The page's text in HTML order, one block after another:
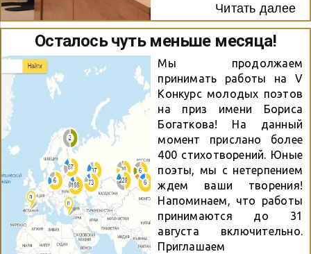
konkurs@cbstolstoy.ru с
пометкой «марафон» в
период с 6 по 25
сентября...
Ахметгареев. О
программе поддержки
детского и юношеского
чтения говорила Мария
Веденяпина, директор
Российской
государственной детской
библиотеки (г. Москва).
Об основных
читательских стратегиях
и школьном обучении
литературе рассказал
Юрий Шатин, профессор
НГПУ, доктор
филологических наук. С
докладом
Читать далее
Осталось чуть меньше месяца!
Мы продолжаем
принимать работы на V
Конкурс молодых поэтов
на приз имени Бориса
Богаткова! На данный
момент прислано более
400 стихотворений. Юные
поэты, мы с нетерпением
ждем ваши творения!
Напоминаем, что работы
принимаются до 31
августа включительно.
Приглашаем